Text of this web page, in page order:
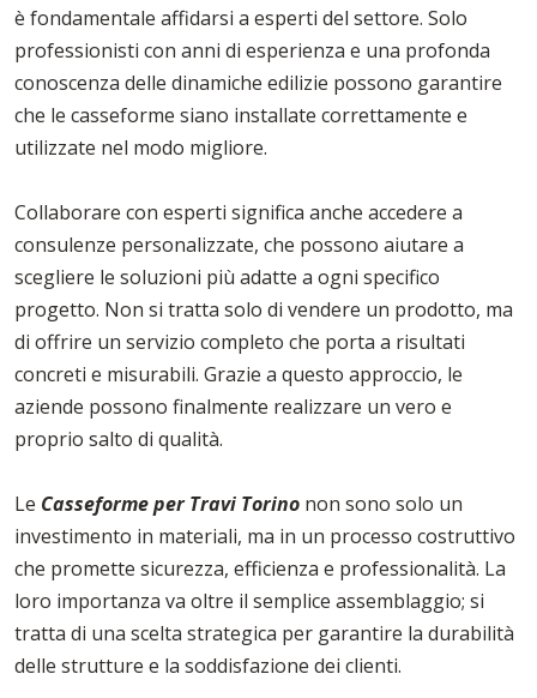
è fondamentale affidarsi a esperti del settore. Solo
professionisti con anni di esperienza e una profonda
conoscenza delle dinamiche edilizie possono garantire
che le casseforme siano installate correttamente e
utilizzate nel modo migliore.
Collaborare con esperti significa anche accedere a
consulenze personalizzate, che possono aiutare a
scegliere le soluzioni più adatte a ogni specifico
progetto. Non si tratta solo di vendere un prodotto, ma
di offrire un servizio completo che porta a risultati
concreti e misurabili. Grazie a questo approccio, le
aziende possono finalmente realizzare un vero e
proprio salto di qualità.
Le Casseforme per Travi Torino non sono solo un
investimento in materiali, ma in un processo costruttivo
che promette sicurezza, efficienza e professionalità. La
loro importanza va oltre il semplice assemblaggio; si
tratta di una scelta strategica per garantire la durabilità
delle strutture e la soddisfazione dei clienti.